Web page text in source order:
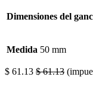
Dimensiones del
Medida 50 mm
$ 61.13 $61.13